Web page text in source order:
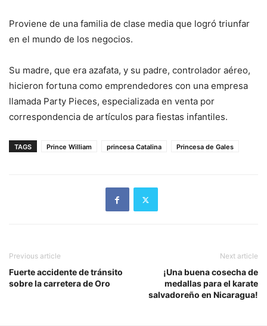
Proviene de una familia de clase media que logró triunfar
en el mundo de los negocios.
Su madre, que era azafata, y su padre, controlador aéreo,
hicieron fortuna como emprendedores con una empresa
llamada Party Pieces, especializada en venta por
correspondencia de artículos para fiestas infantiles.
TAGS Prince William princesa Catalina Princesa de Gales
Previous article
Fuerte accidente de tránsito
sobre la carretera de Oro
Next article
¡Una buena cosecha de
medallas para el karate
salvadoreño en Nicaragua!